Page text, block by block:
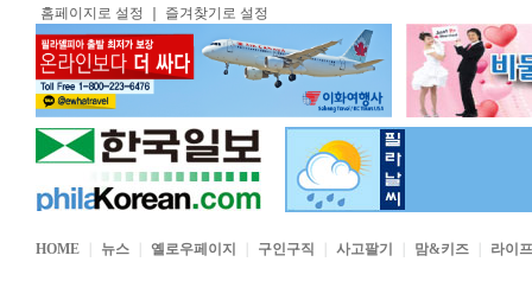
홈페이지로 설정 즐겨찾기로 설정
HOME 뉴스 옐로우페이지 구인구직 사고팔기 맘&키즈 라이